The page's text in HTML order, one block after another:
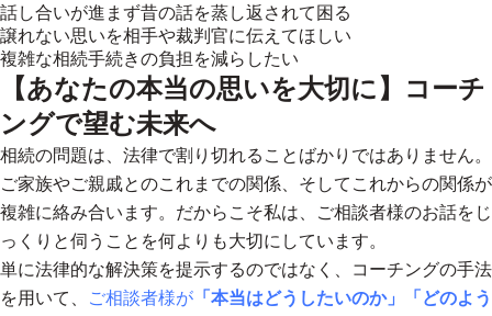
話し合いが進まず昔の話を蒸し返されて困る
譲れない思いを相手や裁判官に伝えてほしい
複雑な相続手続きの負担を減らしたい
【あなたの本当の思いを大切に】コーチ
ングで望む未来へ
相続の問題は、法律で割り切れることばかりではありません。
ご家族やご親戚とのこれまでの関係、そしてこれからの関係が
複雑に絡み合います。だからこそ私は、ご相談者様のお話をじ
っくりと伺うことを何よりも大切にしています。
単に法律的な解決策を提示するのではなく、コーチングの手法
を用いて、
ご相談者様が 「本当はどうしたいのか」「どのよう